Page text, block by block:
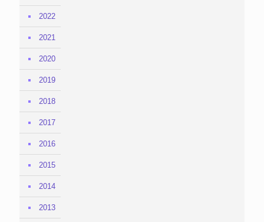
2022
2021
2020
2019
2018
2017
2016
2015
2014
2013